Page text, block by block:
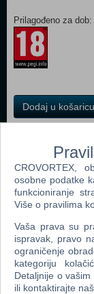
Prilagođeno za dob:
Dodaj u košaricu
Grand Theft
Grand Theft
Grand Theft
Call Of Duty 4
Spider - Man 3
Assassin's
CROVORTEX,
osobne podatke
funkcioniranje
Više o pravilima
Vaša prava su
ispravak, pravo
ograničenje
kategoriju
Detaljnije o
ili kontaktirajte